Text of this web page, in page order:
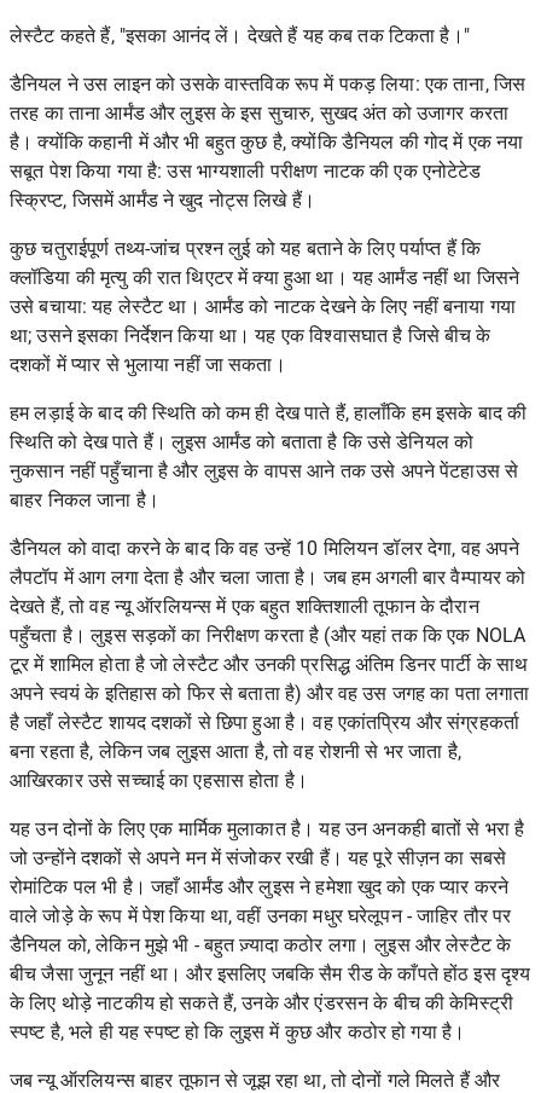
लेस्टैट कहते हैं, "इसका आनंद लें। देखते हैं यह कब तक टिकता है।"
डैनियल ने उस लाइन को उसके वास्तविक रूप में पकड़ लिया: एक ताना, जिस
तरह का ताना आर्मंड और लुइस के इस सुचारु, सुखद अंत को उजागर करता
है। क्योंकि कहानी में और भी बहुत कुछ है, क्योंकि डैनियल की गोद में एक नया
सबूत पेश किया गया है: उस भाग्यशाली परीक्षण नाटक की एक एनोटेटेड
स्क्रिप्ट, जिसमें आर्मंड ने खुद नोट्स लिखे हैं।
कुछ चतुराईपूर्ण तथ्य-जांच प्रश्न लुई को यह बताने के लिए पर्याप्त हैं कि
क्लॉडिया की मृत्यु की रात थिएटर में क्या हुआ था। यह आर्मंड नहीं था जिसने
उसे बचाया: यह लेस्टैट था। आर्मंड को नाटक देखने के लिए नहीं बनाया गया
था; उसने इसका निर्देशन किया था। यह एक विश्वासघात है जिसे बीच के
दशकों में प्यार से भुलाया नहीं जा सकता।
हम लड़ाई के बाद की स्थिति को कम ही देख पाते हैं, हालाँकि हम इसके बाद की
स्थिति को देख पाते हैं। लुइस आर्मंड को बताता है कि उसे डेनियल को
नुकसान नहीं पहुँचाना है और लुइस के वापस आने तक उसे अपने पेंटहाउस से
बाहर निकल जाना है।
डैनियल को वादा करने के बाद कि वह उन्हें 10 मिलियन डॉलर देगा, वह अपने
लैपटॉप में आग लगा देता है और चला जाता है। जब हम अगली बार वैम्पायर को
देखते हैं, तो वह न्यू ऑरलियन्स में एक बहुत शक्तिशाली तूफान के दौरान
पहुँचता है। लुइस सड़कों का निरीक्षण करता है (और यहां तक ​​कि एक NOLA
टूर में शामिल होता है जो लेस्टैट और उनकी प्रसिद्ध अंतिम डिनर पार्टी के साथ
अपने स्वयं के इतिहास को फिर से बताता है) और वह उस जगह का पता लगाता
है जहाँ लेस्टैट शायद दशकों से छिपा हुआ है। वह एकांतप्रिय और संग्रहकर्ता
बना रहता है, लेकिन जब लुइस आता है, तो वह रोशनी से भर जाता है,
आखिरकार उसे सच्चाई का एहसास होता है।
यह उन दोनों के लिए एक मार्मिक मुलाकात है। यह उन अनकही बातों से भरा है
जो उन्होंने दशकों से अपने मन में संजोकर रखी हैं। यह पूरे सीज़न का सबसे
रोमांटिक पल भी है।जहाँ आर्मंड और लुइस ने हमेशा खुद को एक प्यार करने
वाले जोड़े के रूप में पेश किया था, वहीं उनका मधुर घरेलूपन - जाहिर तौर पर
डैनियल को, लेकिन मुझे भी - बहुत ज़्यादा कठोर लगा। लुइस और लेस्टैट के
बीच जैसा जुनून नहीं था। और इसलिए जबकि सैम रीड के काँपते होंठ इस दृश्य
के लिए थोड़े नाटकीय हो सकते हैं, उनके और एंडरसन के बीच की केमिस्ट्री
स्पष्ट है, भले ही यह स्पष्ट हो कि लुइस में कुछ और कठोर हो गया है।
जब न्यू ऑरलियन्स बाहर तूफान से जूझ रहा था, तो दोनों गले मिलते हैं और